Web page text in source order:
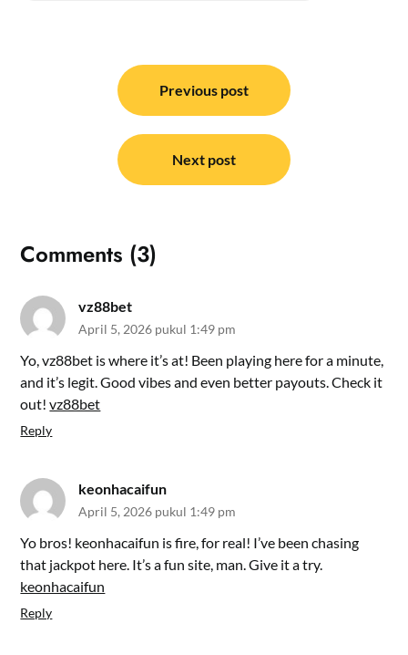
Previous post
Next post
Comments (3)
vz88bet
April 5, 2026 pukul 1:49 pm
Yo, vz88bet is where it’s at! Been playing here for a minute,
and it’s legit. Good vibes and even better payouts. Check it
out!vz88bet
Reply
keonhacaifun
April 5, 2026 pukul 1:49 pm
Yo bros! keonhacaifun is fire, for real! I’ve been chasing
that jackpot here. It’s a fun site, man. Give it a try.
keonhacaifun
Reply